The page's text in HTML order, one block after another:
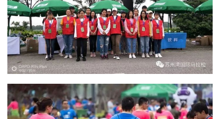
运
动
集